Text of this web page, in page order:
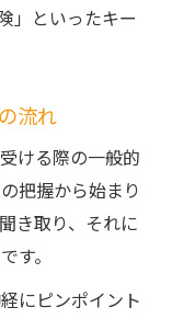
」といったキー
流れ
ける際の一般的
把握から始まり
き取り、それに
す。
にピンポイント